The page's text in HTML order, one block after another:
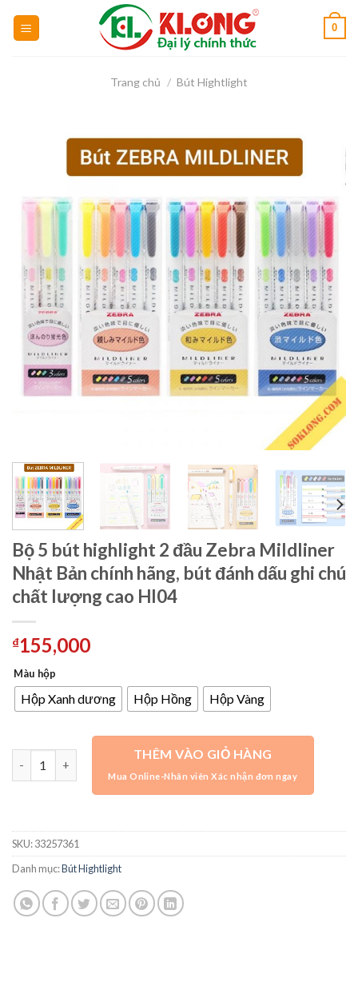
0
Trang chủ / Bút Hightlight
Bộ 5 bút highlight 2 đầu Zebra Mildliner
Nhật Bản chính hãng, bút đánh dấu ghi chú
chất lượng cao HI04
₫155,000
Màu hộp
Hộp Xanh dương Hộp Hồng Hộp Vàng
Bộ 5 bút highlight 2 đầu Zebra Mildliner Nhật Bản chính hãng,
THÊM VÀO GIỎ HÀNG
SKU:33257361
Danh mục:Bút Hightlight